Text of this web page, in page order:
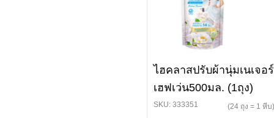
ไฮคลาสปรับผ้านุ่มเนเจอร์
เฮฟเว่น500มล. (1ถุง)
SKU: 333351 (24 ถุง = 1 หีบ)